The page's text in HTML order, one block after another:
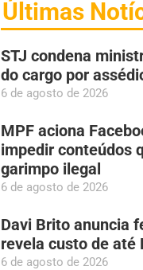
Últimas
STJ condena
do cargo por
6 de agosto de 2026
MPF aciona
impedir conteúdos
garimpo ilegal
6 de agosto de 2026
Davi Brito anuncia
revela custo de até
6 de agosto de 2026